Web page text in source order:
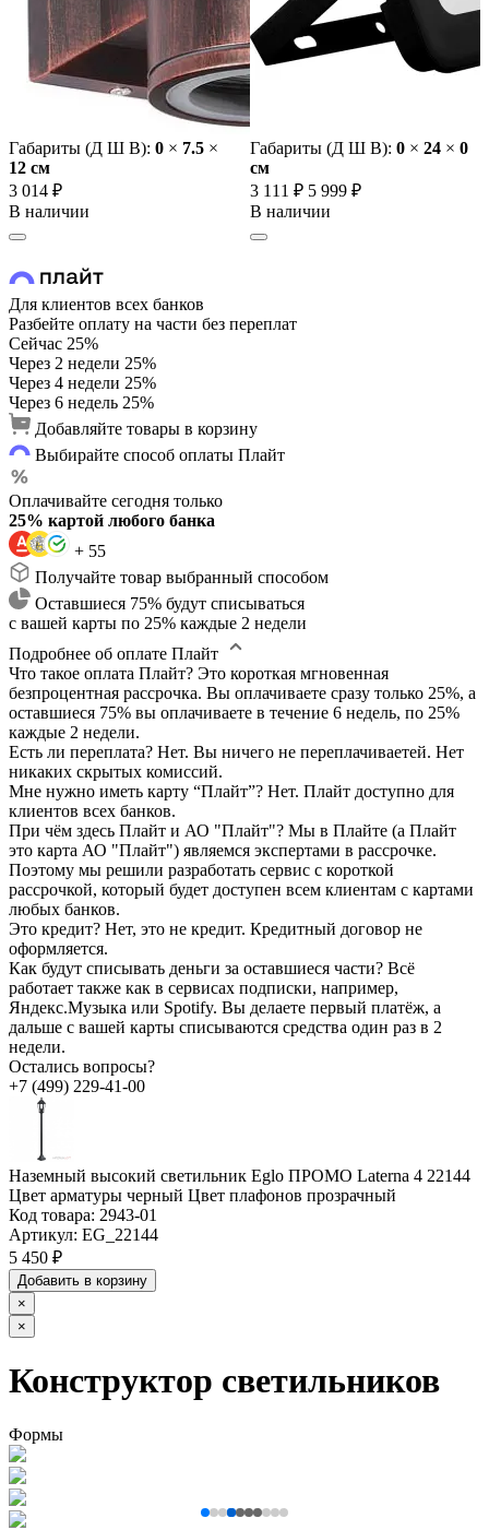
Габариты (Д Ш В): 0 × 7.5 ×
12 cм
3 014 ₽
В наличии
Габариты (Д Ш В): 0 × 24 × 0
cм
3 111 ₽ 5 999 ₽
В наличии
Для клиентов всех банков
Разбейте оплату на части без переплат
Сейчас 25%
Через 2 недели 25%
Через 4 недели 25%
Через 6 недель 25%
Добавляйте товары в корзину
Выбирайте способ оплаты Плайт
Оплачивайте сегодня только
25% картой любого банка
+ 55
Получайте товар выбранный способом
Оставшиеся 75% будут списываться
с вашей карты по 25% каждые 2 недели
Подробнее об оплате Плайт
Что такое оплата Плайт? Это короткая мгновенная
безпроцентная рассрочка. Вы оплачиваете сразу только 25%, а
оставшиеся 75% вы оплачиваете в течение 6 недель, по 25%
каждые 2 недели.
Есть ли переплата? Нет. Вы ничего не переплачиваетей. Нет
никаких скрытых комиссий.
Мне нужно иметь карту “Плайт”? Нет. Плайт доступно для
клиентов всех банков.
При чём здесь Плайт и АО "Плайт"? Мы в Плайте (а Плайт
это карта АО "Плайт") являемся экспертами в рассрочке.
Поэтому мы решили разработать сервис с короткой
рассрочкой, который будет доступен всем клиентам с картами
любых банков.
Это кредит? Нет, это не кредит. Кредитный договор не
оформляется.
Как будут списывать деньги за оставшиеся части? Всё
работает также как в сервисах подписки, например,
Яндекс.Музыка или Spotify. Вы делаете первый платёж, а
дальше с вашей карты списываются средства один раз в 2
недели.
Остались вопросы?
+7 (499) 229-41-00
Наземный высокий светильник Eglo ПРОМО Laterna 4 22144
Цвет арматуры черный Цвет плафонов прозрачный
Код товара: 2943-01
Артикул: EG_22144
5 450 ₽
Добавить в корзину
×
×
Конструктор светильников
Формы